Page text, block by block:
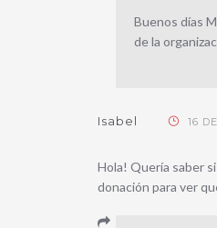
Buenos días
de la
Isabel 16
Hola! Quería saber
donación para ver